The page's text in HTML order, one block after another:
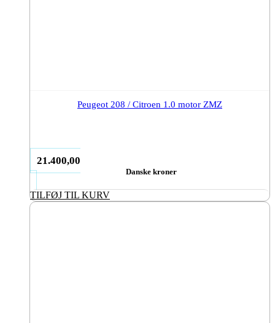
Peugeot 208 / Citroen 1.0 motor ZMZ
21.400,00
Danske kroner
TILFØJ TIL KURV